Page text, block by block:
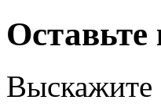
Выскажите